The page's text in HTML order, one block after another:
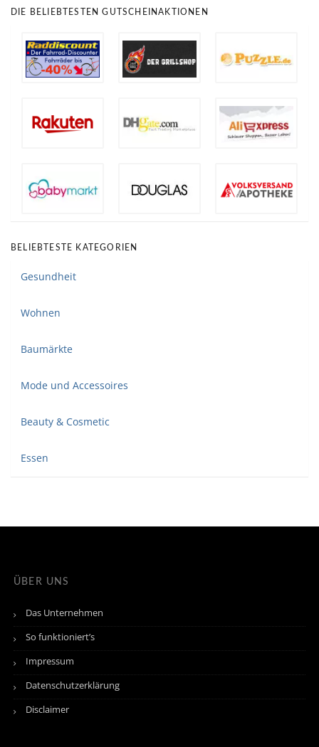
DIE BELIEBTESTEN GUTSCHEINAKTIONEN
BELIEBTESTE KATEGORIEN
Gesundheit
Wohnen
Baumärkte
Mode und Accessoires
Beauty & Cosmetic
Essen
ÜBER UNS
Das Unternehmen
So funktioniert’s
Impressum
Datenschutzerklärung
Disclaimer